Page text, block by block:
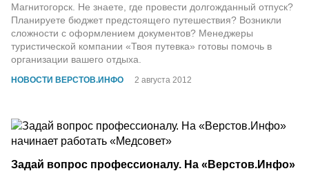
НОВОСТИ ВЕРСТОВ.ИНФО 2 августа 2012
Магнитогорск. Не знаете, где провести долгожданный отпуск?
Планируете бюджет предстоящего путешествия? Возникли
сложности с оформлением документов? Менеджеры
туристической компании «Твоя путевка» готовы помочь в
организации вашего отдыха.
Задай вопрос профессионалу. На «Верстов.Инфо»